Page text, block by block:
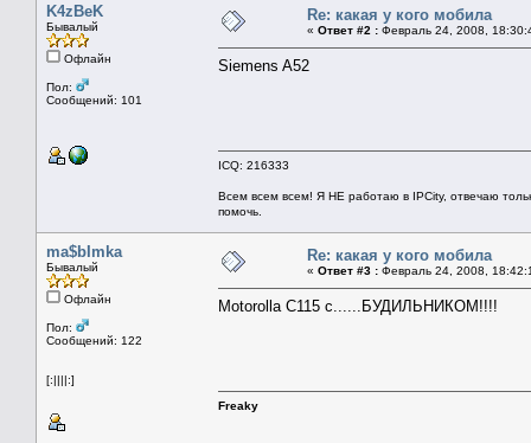
K4zBeK
Бывалый
Офлайн
Пол:
Сообщений: 101
Re: какая у кого мобила
« Ответ #2 : Февраль 24, 2008,
Siemens A52
ICQ: 216333
Всем всем всем! Я НЕ работаю в IPCity, отвечаю
помочь.
ma$bImka
Бывалый
Офлайн
Пол:
Сообщений: 122
[:||||:]
Re: какая у кого мобила
« Ответ #3 : Февраль 24, 2008,
Motorolla C115 с......БУДИЛЬНИКОМ!!!!
Freaky